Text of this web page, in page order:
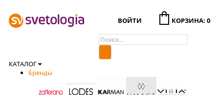
ВОЙТИ КОРЗИНА: 0
КАТАЛОГ
Бренды